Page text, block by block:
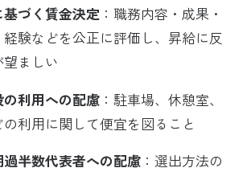
づく賃金決定 ：職務内容・成果・
験などを公正に評価し、昇給に反
ましい
利用への配慮 ：駐車場、休憩室、
利用に関して便宜を図ること
半数代表者への配慮 ：選出方法の